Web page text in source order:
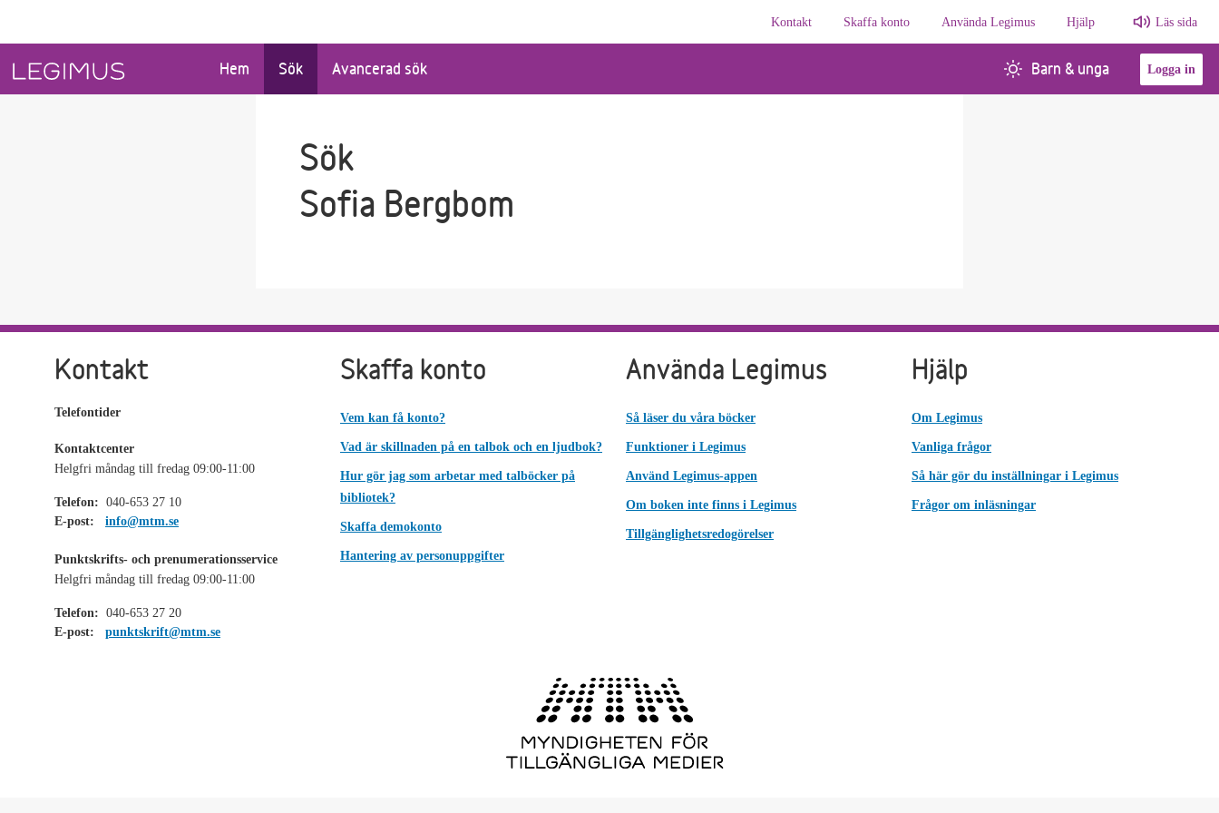
Kontakt
Skaffa konto Använda Legimus Hjälp Läs sida
Hem Sök Avancerad sök Barn & unga Logga in
Sök
Sofia Bergbom
Kontakt
Telefontider
Kontaktcenter
Helgfri måndag till fredag 09:00-11:00
Telefon: 040-653 27 10
E-post:
info@mtm.se
Punktskrifts- och prenumerationsservice
Helgfri måndag till fredag 09:00-11:00
Telefon: 040-653 27 20
E-post:
punktskrift@mtm.se
Skaffa konto
Vem kan få konto?
Vad är skillnaden på en talbok och en ljudbok?
Hur gör jag som arbetar med talböcker på
bibliotek?
Skaffa demokonto
Hantering av personuppgifter
Använda Legimus
Så läser du våra böcker
Funktioner i Legimus
Använd Legimus-appen
Om boken inte finns i Legimus
Tillgänglighetsredogörelser
Hjälp
Om Legimus
Vanliga frågor
Så här gör du inställningar i Legimus
Frågor om inläsningar